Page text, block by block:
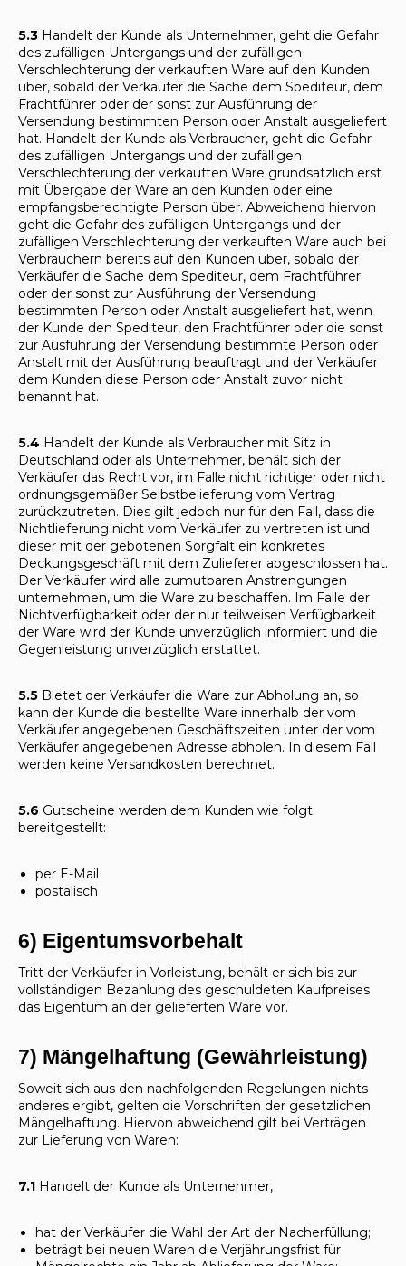
5.3 Handelt der Kunde als Unternehmer, geht die Gefahr
des zufälligen Untergangs und der zufälligen
Verschlechterung der verkauften Ware auf den Kunden
über, sobald der Verkäufer die Sache dem Spediteur, dem
Frachtführer oder der sonst zur Ausführung der
Versendung bestimmten Person oder Anstalt ausgeliefert
hat. Handelt der Kunde als Verbraucher, geht die Gefahr
des zufälligen Untergangs und der zufälligen
Verschlechterung der verkauften Ware grundsätzlich erst
mit Übergabe der Ware an den Kunden oder eine
empfangsberechtigte Person über. Abweichend hiervon
geht die Gefahr des zufälligen Untergangs und der
zufälligen Verschlechterung der verkauften Ware auch bei
Verbrauchern bereits auf den Kunden über, sobald der
Verkäufer die Sache dem Spediteur, dem Frachtführer
oder der sonst zur Ausführung der Versendung
bestimmten Person oder Anstalt ausgeliefert hat, wenn
der Kunde den Spediteur, den Frachtführer oder die sonst
zur Ausführung der Versendung bestimmte Person oder
Anstalt mit der Ausführung beauftragt und der Verkäufer
dem Kunden diese Person oder Anstalt zuvor nicht
benannt hat.
5.4 Handelt der Kunde als Verbraucher mit Sitz in
Deutschland oder als Unternehmer, behält sich der
Verkäufer das Recht vor, im Falle nicht richtiger oder nicht
ordnungsgemäßer Selbstbelieferung vom Vertrag
zurückzutreten. Dies gilt jedoch nur für den Fall, dass die
Nichtlieferung nicht vom Verkäufer zu vertreten ist und
dieser mit der gebotenen Sorgfalt ein konkretes
Deckungsgeschäft mit dem Zulieferer abgeschlossen hat.
Der Verkäufer wird alle zumutbaren Anstrengungen
unternehmen, um die Ware zu beschaffen. Im Falle der
Nichtverfügbarkeit oder der nur teilweisen Verfügbarkeit
der Ware wird der Kunde unverzüglich informiert und die
Gegenleistung unverzüglich erstattet.
5.5 Bietet der Verkäufer die Ware zur Abholung an, so
kann der Kunde die bestellte Ware innerhalb der vom
Verkäufer angegebenen Geschäftszeiten unter der vom
Verkäufer angegebenen Adresse abholen. In diesem Fall
werden keine Versandkosten berechnet.
5.6 Gutscheine werden dem Kunden wie folgt
bereitgestellt:
per E-Mail
postalisch
6) Eigentumsvorbehalt
Tritt der Verkäufer in Vorleistung, behält er sich bis zur
vollständigen Bezahlung des geschuldeten Kaufpreises
das Eigentum an der gelieferten Ware vor.
7) Mängelhaftung (Gewährleistung)
Soweit sich aus den nachfolgenden Regelungen nichts
anderes ergibt, gelten die Vorschriften der gesetzlichen
Mängelhaftung. Hiervon abweichend gilt bei Verträgen
zur Lieferung von Waren:
7.1 Handelt der Kunde als Unternehmer,
hat der Verkäufer die Wahl der Art der Nacherfüllung;
beträgt bei neuen Waren die Verjährungsfrist für